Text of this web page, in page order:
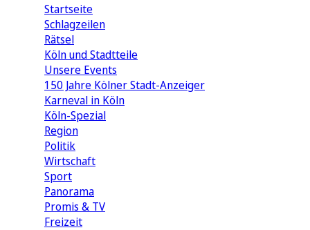
Startseite
Schlagzeilen
Rätsel
Köln und Stadtteile
Unsere Events
150 Jahre Kölner Stadt-Anzeiger
Karneval in Köln
Köln-Spezial
Region
Politik
Wirtschaft
Sport
Panorama
Promis & TV
Freizeit